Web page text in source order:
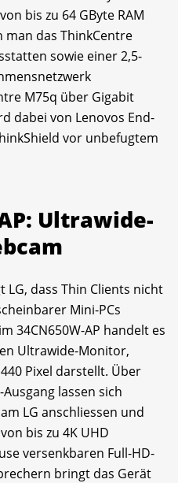
bis zu 64 GByte RAM
das ThinkCentre
sowie einer 2,5-
M75q über Gigabit
dabei von Lenovos End-
vor unbefugtem
Ultrawide-
LG, dass Thin Clients nicht
Mini-PCs
34CN650W-AP handelt es
Ultrawide-Monitor,
Pixel darstellt. Über
lassen sich
LG anschliessen und
bis zu 4K UHD
versenk­baren Full-HD-
bringt das Gerät